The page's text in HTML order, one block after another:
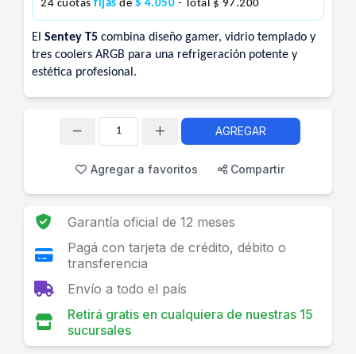
24 cuotas fijas de $ 4.050 - Total $ 97.200
El Sentey T5 combina diseño gamer, vidrio templado y
tres coolers ARGB para una refrigeración potente y
estética profesional.
AGREGAR
Agregar a favoritos Compartir
Garantía oficial de 12 meses
Pagá con tarjeta de crédito, débito o
transferencia
Envío a todo el país
Retirá gratis en cualquiera de nuestras 15
sucursales